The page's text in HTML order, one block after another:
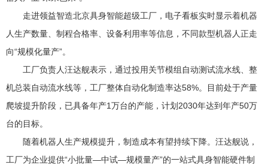
走进领益智造北京具身智能超级工厂，电子看板实时显示着机器
人生产数量、制程合格率、设备利用率等信息，不同款型机器人正走
向“规模化量产”。
工厂负责人汪达舰表示，通过投用关节模组自动测试流水线、整
机总装自动流水线等，工厂整体自动化制造率达58%。目前处于产量
爬坡提升阶段，已具备年产1万台的产能，计划2030年达到年产50万
台的目标。
随着机器人生产规模提升，制造成本有望持续下降。汪达舰说，
工厂为企业提供“小批量—中试—规模量产”的一站式具身智能硬件制